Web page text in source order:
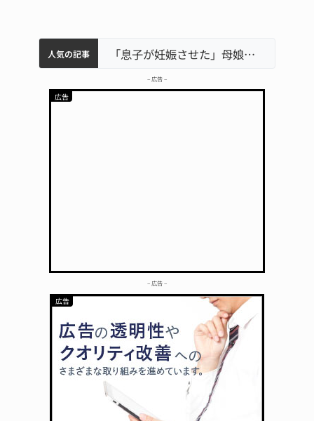
人気の記事
名張市水道料金47％値上げへ 答申案、審議会で大筋まとまる
中学校の陶壁モニュメント 地元建設会社がボランティアで清掃 伊賀名張市立病院のDMAT、熊本地震の被災地へ 能登以来3回目の派遣 「息子が妊娠させた」母娘だまされ400万円詐欺被害 名張
– 広告 –
– 広告 –